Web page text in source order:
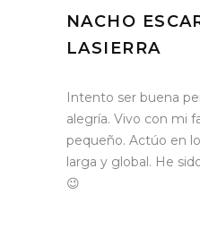
NACHO
LASIERRA
Intento ser buena
alegría. Vivo con mi
pequeño. Actúo en
larga y global. He
😉